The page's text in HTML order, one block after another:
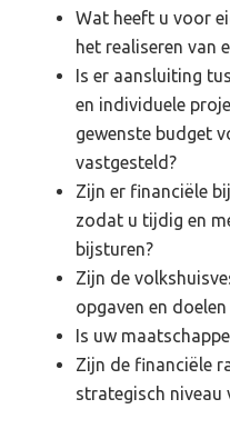
Wat heeft u voor
het realiseren van
Is er aansluiting
en individuele
gewenste budget
vastgesteld?
Zijn er financiële
zodat u tijdig en
bijsturen?
Zijn de
opgaven en
Is uw
Zijn de financiële
strategisch niveau